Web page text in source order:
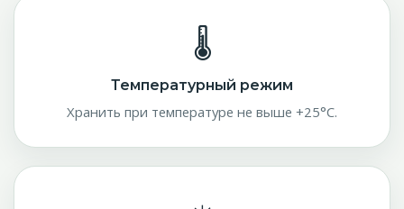
🌡
Температурный режим
Хранить при температуре не выше +25°C.